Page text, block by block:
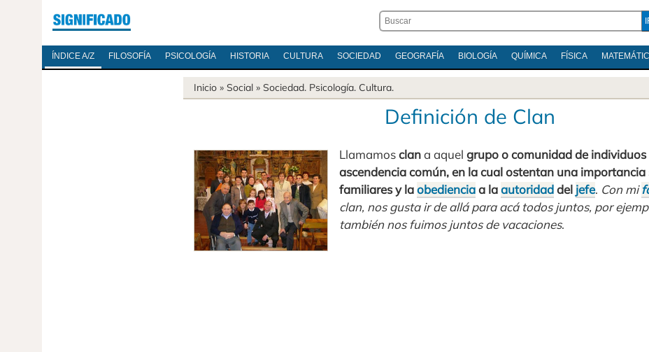
ÍNDICE A/Z FILOSOFÍA PSICOLOGÍA HISTORIA CULTURA SOCIEDAD GEOGRAFÍA BIOLOGÍA QUÍMICA FÍSICA
Inicio » Social » Sociedad. Psicología. Cultura.
Definición de Clan
Llamamosclana aquel grupo o comunidad de
ascendencia común, en la cual ostentan una
familiares y laobedienciaa laautoridaddel jefe. Con mi
clan, nos gusta ir de allá para acá todos juntos, por
también nos fuimos juntos de vacaciones.